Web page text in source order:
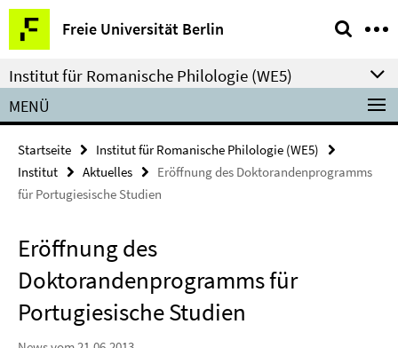
Springe
direkt
zu
Inhalt
Freie Universität Berlin
Service-
Navigation
Institut für Romanische Philologie (WE5)
MENÜ
Startseite
Institut für Romanische Philologie (WE5)
Institut
Aktuelles
Eröffnung des Doktorandenprogramms
für Portugiesische Studien
Eröffnung des
Doktorandenprogramms für
Portugiesische Studien